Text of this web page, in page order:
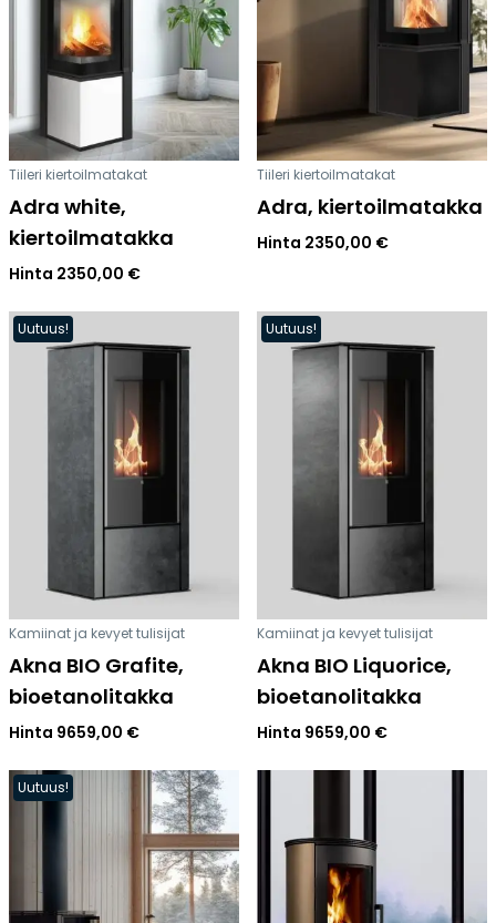
Tulisijatarvikkeet
Kamiinat ja kevyet tulisijat
Grillit ja pihakeittiöt
Tiilet
Laastit
Kiukaat ja kiuaskivet
Outlet
Käyttöehdot
Yhteystiedot
Tiileri kiertoilmatakat
Adra white,
kiertoilmatakka
Hinta 2350,00 €
Tiileri kiertoilmatakat
Adra, kiertoilmatakka
Hinta 2350,00 €
Uutuus!
Kamiinat ja kevyet tulisijat
Akna BIO Grafite,
bioetanolitakka
Hinta 9659,00 €
Uutuus!
Kamiinat ja kevyet tulisijat
Akna BIO Liquorice,
bioetanolitakka
Hinta 9659,00 €
Uutuus!